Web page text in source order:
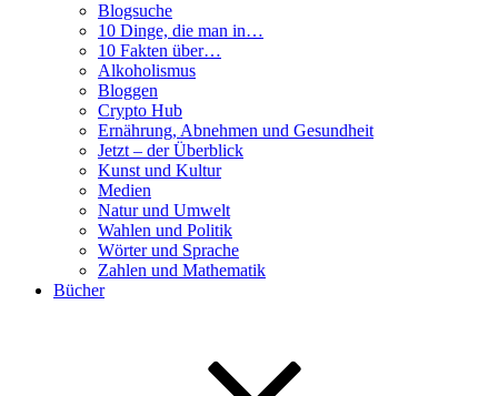
Blogsuche
10 Dinge, die man in…
10 Fakten über…
Alkoholismus
Bloggen
Crypto Hub
Ernährung, Abnehmen und Gesundheit
Jetzt – der Überblick
Kunst und Kultur
Medien
Natur und Umwelt
Wahlen und Politik
Wörter und Sprache
Zahlen und Mathematik
Bücher